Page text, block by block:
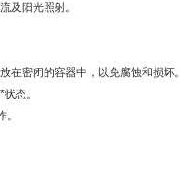
及阳光照射。
在密闭的容器中，以免腐蚀和损坏。
态。